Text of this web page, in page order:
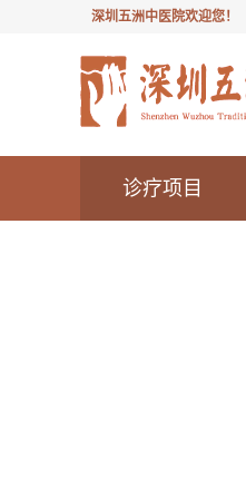
深圳五洲中医院欢迎您！
诊疗项目